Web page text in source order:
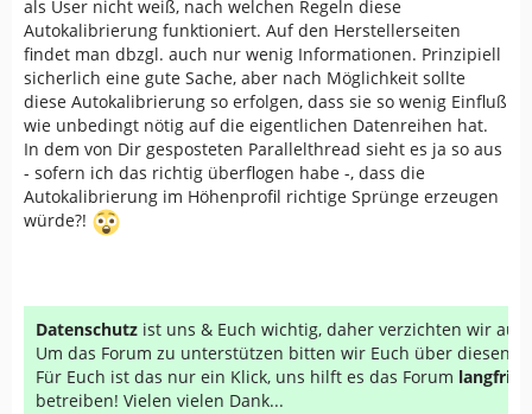
als User nicht weiß, nach welchen Regeln diese
Autokalibrierung funktioniert. Auf den Herstellerseiten
findet man dbzgl. auch nur wenig Informationen. Prinzipiell
sicherlich eine gute Sache, aber nach Möglichkeit sollte
diese Autokalibrierung so erfolgen, dass sie so wenig Einfluß
wie unbedingt nötig auf die eigentlichen Datenreihen hat.
In dem von Dir gesposteten Parallelthread sieht es ja so aus
- sofern ich das richtig überflogen habe -, dass die
Autokalibrierung im Höhenprofil richtige Sprünge erzeugen
würde?!
Datenschutz ist uns & Euch wichtig, daher verzichten wir auf
Um das Forum zu unterstützen bitten wir Euch über diesen
Für Euch ist das nur ein Klick, uns hilft es das Forum
betreiben! Vielen vielen Dank...